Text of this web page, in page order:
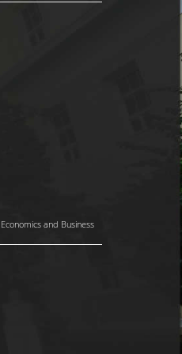
and Business